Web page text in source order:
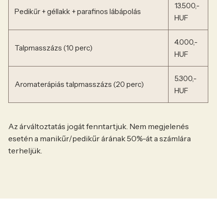
Pedikűr + géllakk + parafinos lábápolás
13.500,-
HUF
Talpmasszázs (10 perc)
4.000,-
HUF
Aromaterápiás talpmasszázs (20 perc)
5.300,-
HUF
Az árváltoztatás jogát fenntartjuk. Nem megjelenés
esetén a manikűr/pedikűr árának 50%-át a számlára
terheljük.